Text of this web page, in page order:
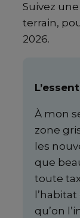
Suivez
terrain,
2026.
À mon
zone
les
que
toute
qu’on